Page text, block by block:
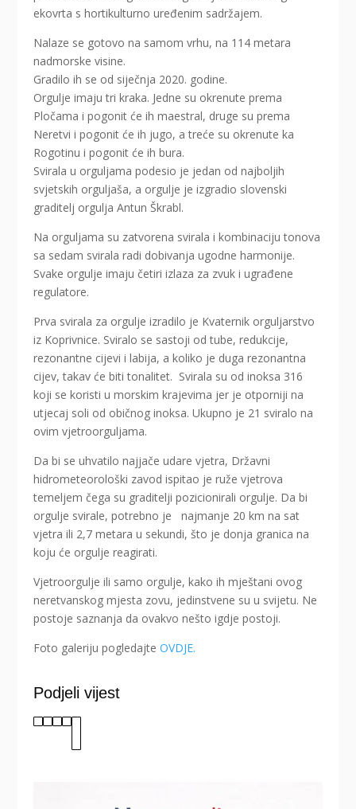
ekovrta s hortikulturno uređenim sadržajem.
Nalaze se gotovo na samom vrhu, na 114 metara
nadmorske visine.
Gradilo ih se od siječnja 2020. godine.
Orgulje imaju tri kraka. Jedne su okrenute prema
Pločama i pogonit će ih maestral, druge su prema
Neretvi i pogonit će ih jugo, a treće su okrenute ka
Rogotinu i pogonit će ih bura.
Svirala u orguljama podesio je jedan od najboljih
svjetskih orguljaša, a orgulje je izgradio slovenski
graditelj orgulja Antun Škrabl.
Na orguljama su zatvorena svirala i kombinaciju tonova
sa sedam svirala radi dobivanja ugodne harmonije.
Svake orgulje imaju četiri izlaza za zvuk i ugrađene
regulatore.
Prva svirala za orgulje izradilo je Kvaternik orguljarstvo
iz Koprivnice. Sviralo se sastoji od tube, redukcije,
rezonantne cijevi i labija, a koliko je duga rezonantna
cijev, takav će biti tonalitet. Svirala su od inoksa 316
koji se koristi u morskim krajevima jer je otporniji na
utjecaj soli od običnog inoksa. Ukupno je 21 sviralo na
ovim vjetroorguljama.
Da bi se uhvatilo najjače udare vjetra, Državni
hidrometeorološki zavod ispitao je ruže vjetrova
temeljem čega su graditelji pozicionirali orgulje. Da bi
orgulje svirale, potrebno je najmanje 20 km na sat
vjetra ili 2,7 metara u sekundi, što je donja granica na
koju će orgulje reagirati.
Vjetroorgulje ili samo orgulje, kako ih mještani ovog
neretvanskog mjesta zovu, jedinstvene su u svijetu. Ne
postoje saznanja da ovakvo nešto igdje postoji.
Foto galeriju pogledajteOVDJE.
Podjeli vijest